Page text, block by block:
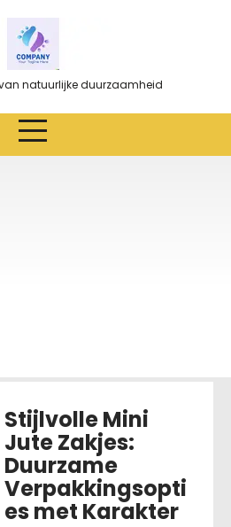
natuurlijke duurzaamheid
Stijlvolle Mini
Jute Zakjes:
Duurzame
Verpakkingsopti
es met Karakter